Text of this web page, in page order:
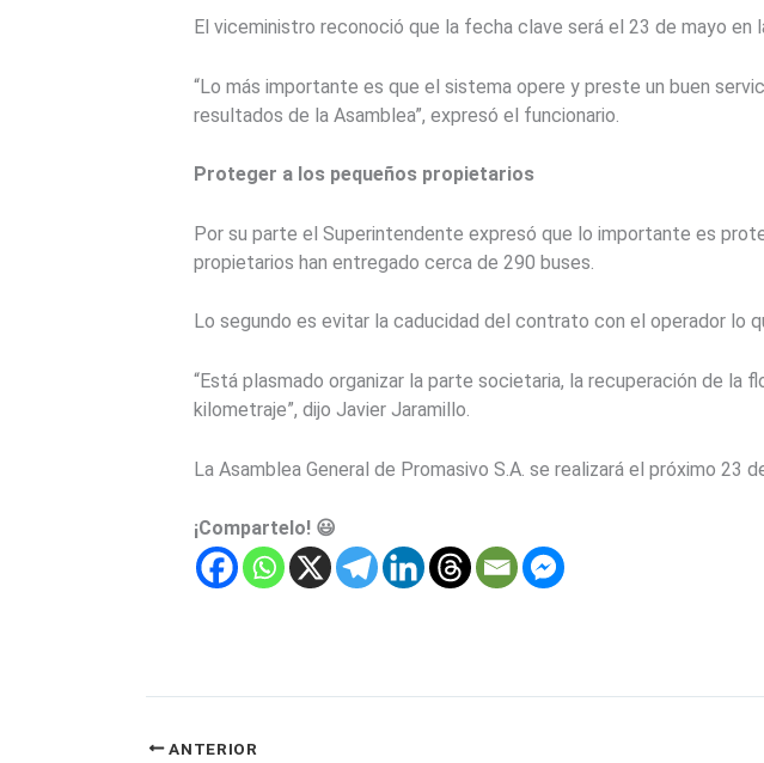
El viceministro reconoció que la fecha clave será el 23 de mayo en
“Lo más importante es que el sistema opere y preste un buen
resultados de la Asamblea”, expresó el funcionario.
Proteger a los pequeños propietarios
Por su parte el Superintendente expresó que lo importante es
propietarios han entregado cerca de 290 buses.
Lo segundo es evitar la caducidad del contrato con el operador lo
“Está plasmado organizar la parte societaria, la recuperación de
kilometraje”, dijo Javier Jaramillo.
La Asamblea General de Promasivo S.A. se realizará el próximo 23
¡Compartelo! 😃
ANTERIOR